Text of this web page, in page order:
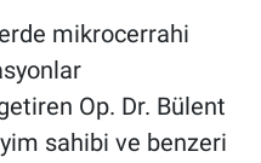
mikrocerrahi
Op. Dr. Bülent
sahibi ve benzeri